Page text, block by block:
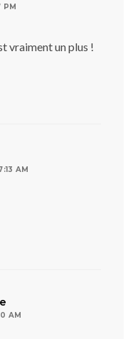
PM
vraiment un plus !
AM
AM